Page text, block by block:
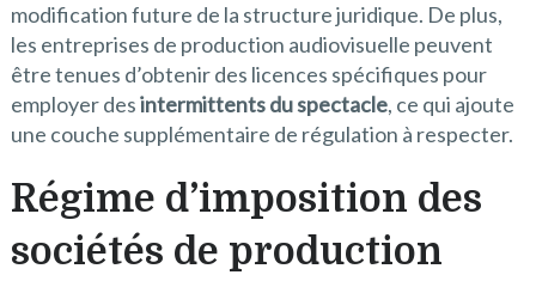
modification future de la structure juridique. De plus,
les entreprises de production audiovisuelle peuvent
être tenues d’obtenir des licences spécifiques pour
employer desintermittents du spectacle, ce qui ajoute
une couche supplémentaire de régulation à respecter.
Régime d’imposition des
sociétés de production